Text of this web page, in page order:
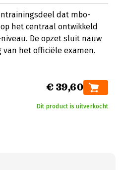
dat mbo-
het centraal ontwikkeld
De opzet sluit nauw
het officiële examen.
€ 39,60
Dit product is uitverkocht